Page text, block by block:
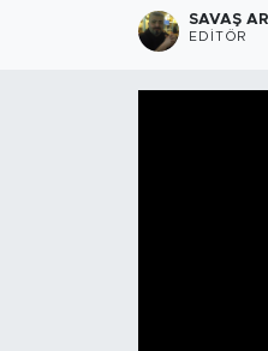
SAVAŞ ARI
EDITÖR
Öncü TV İzle
Haber Arşivi